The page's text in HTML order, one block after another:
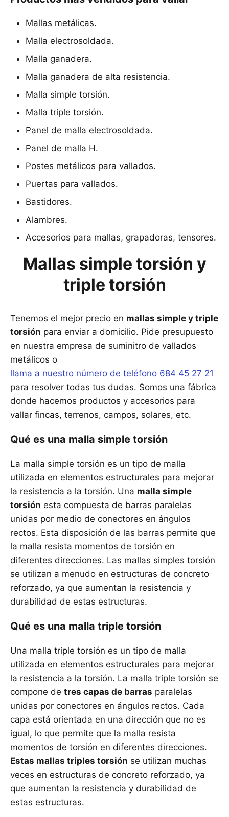
Mallas metálicas.
Malla electrosoldada.
Malla ganadera.
Malla ganadera de alta resistencia.
Malla simple torsión.
Malla triple torsión.
Panel de malla electrosoldada.
Panel de malla H.
Postes metálicos para vallados.
Puertas para vallados.
Bastidores.
Alambres.
Accesorios para mallas, grapadoras, tensores.
Mallas simple torsión y
triple torsión
Tenemos el mejor precio en mallas simple y triple
torsión para enviar a domicilio. Pide presupuesto
en nuestra empresa de suminitro de vallados
metálicos o
llama a nuestro número de teléfono 684 45 27 21
para resolver todas tus dudas. Somos una fábrica
donde hacemos productos y accesorios para
vallar fincas, terrenos, campos, solares, etc.
Qué es una malla simple torsión
La malla simple torsión es un tipo de malla
utilizada en elementos estructurales para mejorar
la resistencia a la torsión. Una malla simple
torsión esta compuesta de barras paralelas
unidas por medio de conectores en ángulos
rectos. Esta disposición de las barras permite que
la malla resista momentos de torsión en
diferentes direcciones. Las mallas simples torsión
se utilizan a menudo en estructuras de concreto
reforzado, ya que aumentan la resistencia y
durabilidad de estas estructuras.
Qué es una malla triple torsión
Una malla triple torsión es un tipo de malla
utilizada en elementos estructurales para mejorar
la resistencia a la torsión. La malla triple torsión se
compone de tres capas de barras paralelas
unidas por conectores en ángulos rectos. Cada
capa está orientada en una dirección que no es
igual, lo que permite que la malla resista
momentos de torsión en diferentes direcciones.
Estas mallas triples torsión se utilizan muchas
veces en estructuras de concreto reforzado, ya
que aumentan la resistencia y durabilidad de
estas estructuras.